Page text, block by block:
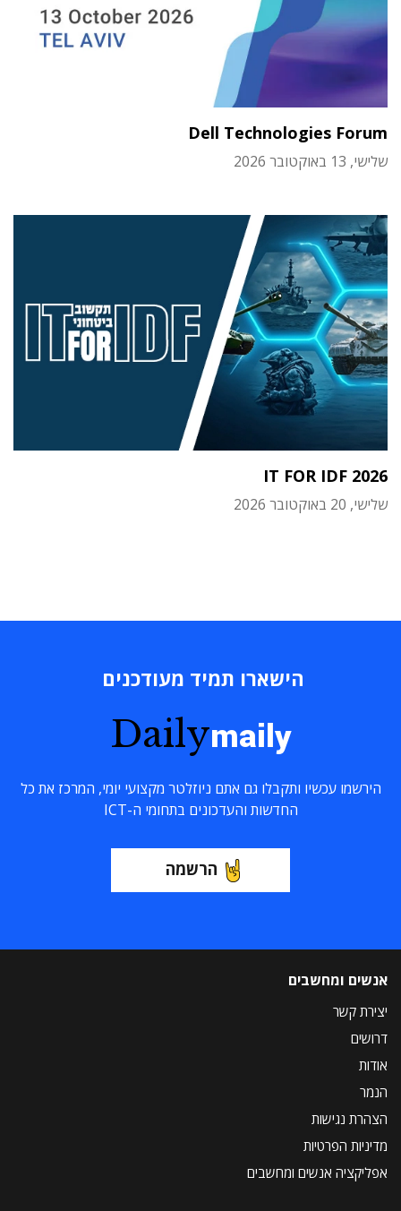
Dell Technologies Forum
שלישי, 13 באוקטובר 2026
IT FOR IDF 2026
שלישי, 20 באוקטובר 2026
הישארו תמיד מעודכנים
Dailymaily
הירשמו עכשיו ותקבלו גם אתם ניוזלטר מקצועי יומי, המרכז את כל
החדשות והעדכונים בתחומי ה-ICT
הרשמה
אנשים ומחשבים
יצירת קשר
דרושים
אודות
הנמר
הצהרת נגישות
מדיניות הפרטיות
אפליקציה אנשים ומחשבים